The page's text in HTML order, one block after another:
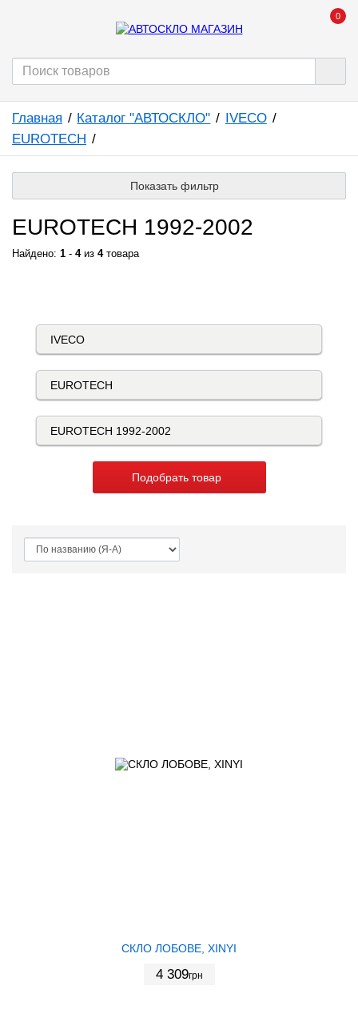
0
Главная Каталог "АВТОСКЛО"
IVECO
EUROTECH
Показать фильтр
EUROTECH 1992-2002
Найдено: 1 - 4из 4товара
Подобрать товар
СКЛО ЛОБОВЕ, XINYI
4 309грн